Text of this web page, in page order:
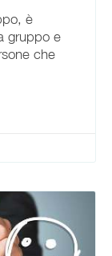
è
gruppo e
che